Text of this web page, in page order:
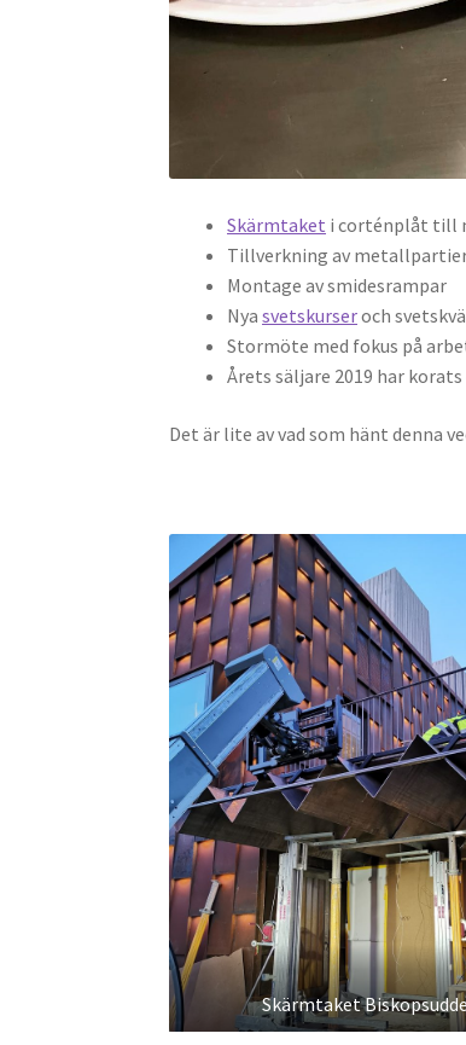
Skärmtaket i corténplåt till
Tillverkning av
Montage av smidesrampar
Nyasvetskurseroch
Stormöte med fokus på
Årets säljare 2019 har
Det är lite av vad som hänt denna
Skärmtaket